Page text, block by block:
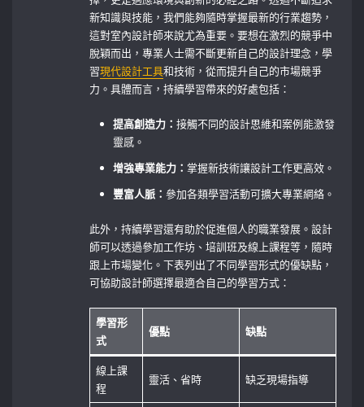
新知識與技能，我們能夠隨時掌握最新的行業趨勢，
這對室內設計師來說尤為重要。要想在激烈的競爭中
脫穎而出，專業人士需不斷更新自己的設計理念，學
習現代設計工具和技術，從而提升自己的市場競爭
力。具體而言，持續學習帶來的好處包括：
提高創造力：接觸不同的設計思維和案例能激發
靈感。
增強專業能力：掌握新技術讓設計工作更高效。
豐富人脈：參加各類學習活動可擴大專業網絡。
此外，持續學習還有助於促進個人的職業發展。設計
師可以透過參加工作坊、培訓班及線上課程等，隨時
跟上市場變化。下表列出了不同學習形式的優缺點，
可協助設計師選擇最適合自己的學習方式：
學習形
式
優點 缺點
線上課
程
靈活、省時 缺乏現場指導